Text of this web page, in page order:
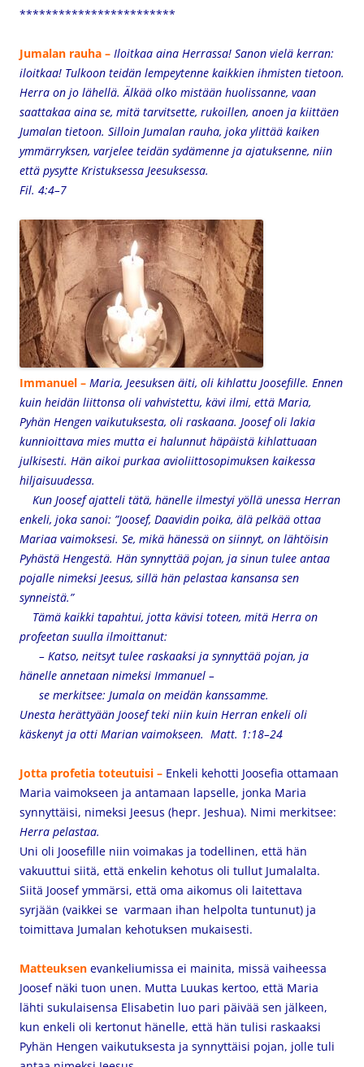
************************
Jumalan rauha – Iloitkaa aina Herrassa! Sanon vielä kerran:
iloitkaa! Tulkoon teidän lempeytenne kaikkien ihmisten tietoon.
Herra on jo lähellä. Älkää olko mistään huolissanne, vaan
saattakaa aina se, mitä tarvitsette, rukoillen, anoen ja kiittäen
Jumalan tietoon. Silloin Jumalan rauha, joka ylittää kaiken
ymmärryksen, varjelee teidän sydämenne ja ajatuksenne, niin
että pysytte Kristuksessa Jeesuksessa.
Fil. 4:4–7
Immanuel – Maria, Jeesuksen äiti, oli kihlattu Joosefille. Ennen
kuin heidän liittonsa oli vahvistettu, kävi ilmi, että Maria,
Pyhän Hengen vaikutuksesta, oli raskaana. Joosef oli lakia
kunnioittava mies mutta ei halunnut häpäistä kihlattuaan
julkisesti. Hän aikoi purkaa avioliittosopimuksen kaikessa
hiljaisuudessa.
Kun Joosef ajatteli tätä, hänelle ilmestyi yöllä unessa Herran
enkeli, joka sanoi: ”Joosef, Daavidin poika, älä pelkää ottaa
Mariaa vaimoksesi. Se, mikä hänessä on siinnyt, on lähtöisin
Pyhästä Hengestä. Hän synnyttää pojan, ja sinun tulee antaa
pojalle nimeksi Jeesus, sillä hän pelastaa kansansa sen
synneistä.”
Tämä kaikki tapahtui, jotta kävisi toteen, mitä Herra on
profeetan suulla ilmoittanut:
– Katso, neitsyt tulee raskaaksi ja synnyttää pojan, ja
hänelle annetaan nimeksi Immanuel –
se merkitsee: Jumala on meidän kanssamme.
Unesta herättyään Joosef teki niin kuin Herran enkeli oli
käskenyt ja otti Marian vaimokseen. Matt. 1:18–24
Jotta profetia toteutuisi – Enkeli kehotti Joosefia ottamaan
Maria vaimokseen ja antamaan lapselle, jonka Maria
synnyttäisi, nimeksi Jeesus (hepr. Jeshua). Nimi merkitsee:
Herra pelastaa.
Uni oli Joosefille niin voimakas ja todellinen, että hän
vakuuttui siitä, että enkelin kehotus oli tullut Jumalalta.
Siitä Joosef ymmärsi, että oma aikomus oli laitettava
syrjään (vaikkei se varmaan ihan helpolta tuntunut) ja
toimittava Jumalan kehotuksen mukaisesti.
Matteuksen evankeliumissa ei mainita, missä vaiheessa
Joosef näki tuon unen. Mutta Luukas kertoo, että Maria
lähti sukulaisensa Elisabetin luo pari päivää sen jälkeen,
kun enkeli oli kertonut hänelle, että hän tulisi raskaaksi
Pyhän Hengen vaikutuksesta ja synnyttäisi pojan, jolle tuli